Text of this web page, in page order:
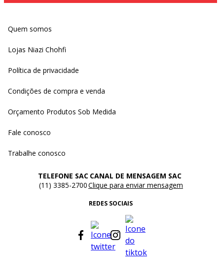
Quem somos
Lojas Niazi Chohfi
Política de privacidade
Condições de compra e venda
Orçamento Produtos Sob Medida
Fale conosco
Trabalhe conosco
TELEFONE SAC
(11) 3385-2700
CANAL DE MENSAGEM SAC
Clique para enviar mensagem
REDES SOCIAIS